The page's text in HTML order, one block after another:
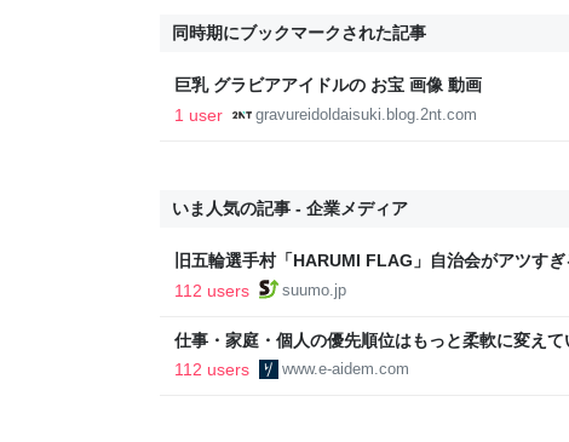
同時期にブックマークされた記事
巨乳 グラビアアイドルの お宝 画像 動画
1 user
gravureidoldaisuki.blog.2nt.com
いま人気の記事 - 企業メディア
旧五輪選手村「HARUMI FLAG」自治会がアツす
ルで挑む、盆踊り2万人集客や交通改善など“街の
112 users suumo.jp
仕事・家庭・個人の優先順位はもっと柔軟に変え
後の自分に伝えたいこと - りっすん by イーアイデム
112 users www.e-aidem.com